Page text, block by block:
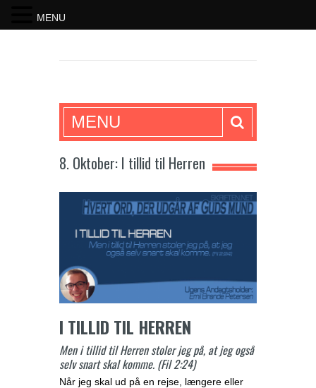
SKRIFTEN
MENU
8. Oktober: I tillid til Herren
I TILLID TIL HERREN
Men i tillid til Herren stoler jeg på, at jeg også
selv snart skal komme. (Fil 2:24)
Når jeg skal ud på en rejse, længere eller
MENU